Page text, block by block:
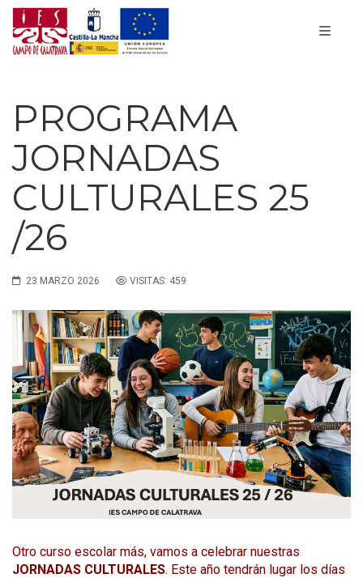
PROGRAMA
JORNADAS
CULTURALES 25
/26
23 MARZO 2026 VISITAS: 459
Otro curso escolar más, vamos a celebrar nuestras
JORNADAS CULTURALES. Este año tendrán lugar los días